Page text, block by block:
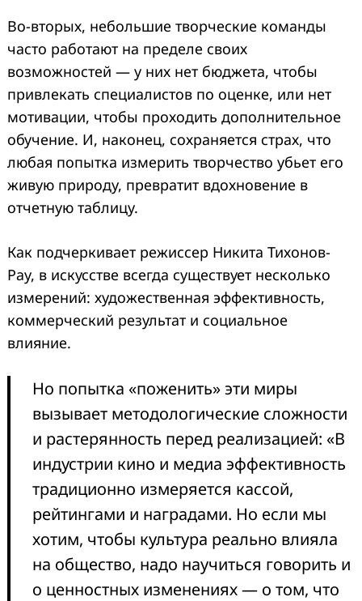
Во-вторых, небольшие творческие команды
часто работают на пределе своих
возможностей — у них нет бюджета, чтобы
привлекать специалистов по оценке, или нет
мотивации, чтобы проходить дополнительное
обучение. И, наконец, сохраняется страх, что
любая попытка измерить творчество убьет его
живую природу, превратит вдохновение в
отчетную таблицу.
Как подчеркивает режиссер Никита Тихонов-
Рау, в искусстве всегда существует несколько
измерений: художественная эффективность,
коммерческий результат и социальное
влияние.
Но попытка «поженить» эти миры
вызывает методологические сложности
и растерянность перед реализацией: «В
индустрии кино и медиа эффективность
традиционно измеряется кассой,
рейтингами и наградами. Но если мы
хотим, чтобы культура реально влияла
на общество, надо научиться говорить и
о ценностных изменениях — о том, что